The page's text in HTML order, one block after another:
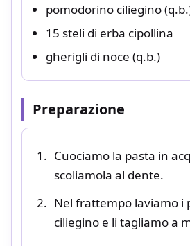
pomodorino ciliegino
15 steli di erba cipollina
gherigli di noce (q.b.)
Preparazione
Cuociamo la pasta in
scoliamola al dente.
Nel frattempo laviamo i
ciliegino e li tagliamo a